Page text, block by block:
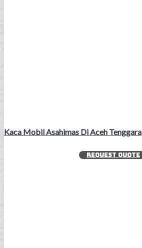
Kaca Mobil Asahimas Di Aceh Tenggara
REQUEST QUOTE